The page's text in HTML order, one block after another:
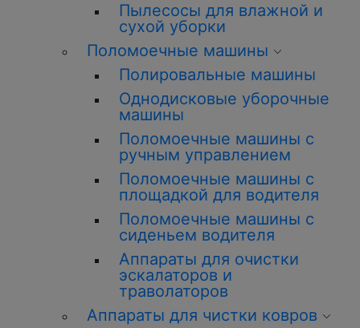
Пылесосы для влажной и
сухой уборки
Поломоечные машины
Полировальные машины
Однодисковые уборочные
машины
Поломоечные машины с
ручным управлением
Поломоечные машины с
площадкой для водителя
Поломоечные машины с
сиденьем водителя
Аппараты для очистки
эскалаторов и
траволаторов
Аппараты для чистки ковров